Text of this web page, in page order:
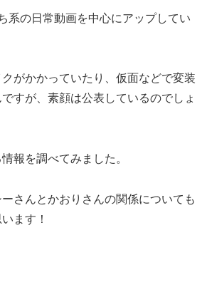
系の日常動画を中心にアップしてい
がかかっていたり、仮面などで変装
すが、素顔は公表しているのでしょ
報を調べてみました。
さんとかおりさんの関係についても
ます！